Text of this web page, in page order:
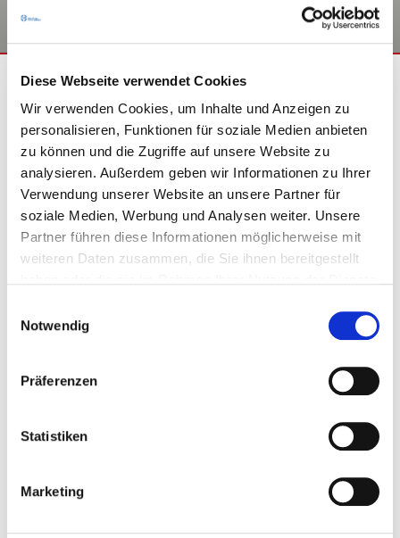
Diese Webseite verwendet Cookies
Wir verwenden Cookies, um Inhalte und Anzeigen zu
personalisieren, Funktionen für soziale Medien anbieten
zu können und die Zugriffe auf unsere Website zu
analysieren. Außerdem geben wir Informationen zu Ihrer
Verwendung unserer Website an unsere Partner für
soziale Medien, Werbung und Analysen weiter. Unsere
Partner führen diese Informationen möglicherweise mit
weiteren Daten zusammen, die Sie ihnen bereitgestellt
Notwendig
Präferenzen
Statistiken
Marketing
BITTE WÄHLEN SIE EINE
KUNDENGRUPPE AUS:
Kundengruppe, damit wir passende
SECHSKANT-SCHWEISSMUTTERN
Sechskant-Schweißmuttern DIN 929 Stahl M 10
Inhalt : 500 Stück